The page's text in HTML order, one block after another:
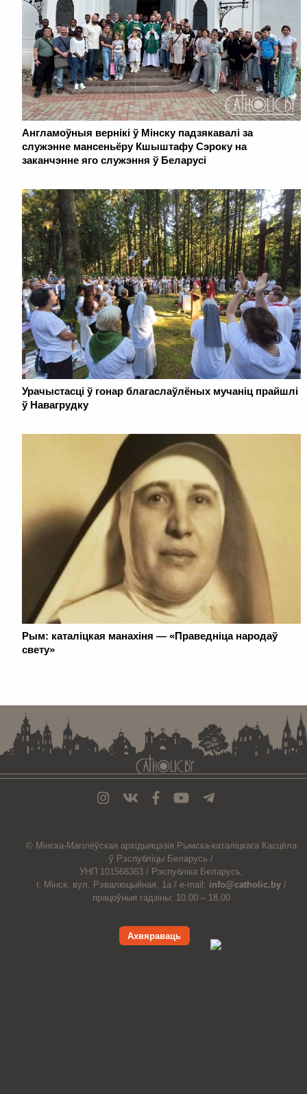
Англамоўныя вернікі ў Мінску падзякавалі за
служэнне мансеньёру Кшыштафу Сэроку на
заканчэнне яго служэння ў Беларусі
Урачыстасці ў гонар благаслаўлёных мучаніц прайшлі
ў Навагрудку
Рым: каталіцкая манахіня — «Праведніца народаў
свету»
© Мiнска-Магiлёўская архiдыяцэзiя Рымска-каталіцкага Касцёла
ў Рэспубліцы Беларусь /
УНП 101568363 / Рэспубліка Беларусь,
г. Мінск, вул. Рэвалюцыйная, 1а / e-mail: info@catholic.by /
працоўныя гадзіны: 10.00 – 18.00
Ахвяраваць